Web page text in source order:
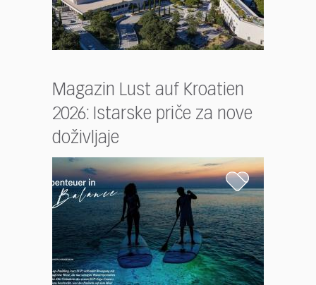
Magazin Lust auf Kroatien
2026: Istarske priče za nove
doživljaje